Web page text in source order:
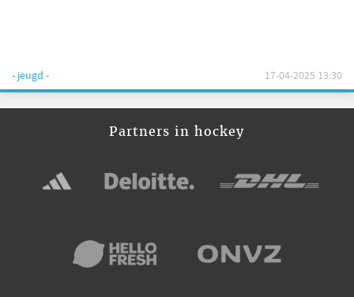
- jeugd - 17-04-2025 13:30
Partners in hockey